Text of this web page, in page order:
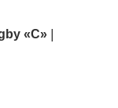
«C»